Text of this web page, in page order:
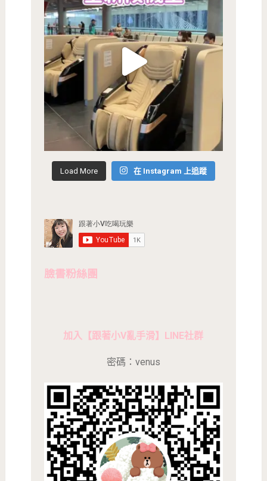
Load More 在 Instagram 上追蹤
臉書粉絲團
加入【跟著小V亂手滑】LINE社群
密碼：venus